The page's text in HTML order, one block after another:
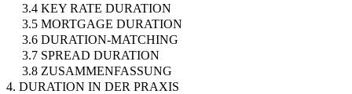
3.4 KEY RATE DURATION
3.5 MORTGAGE DURATION
3.6 DURATION-MATCHING
3.7 SPREAD DURATION
3.8 ZUSAMMENFASSUNG
4. DURATION IN DER PRAXIS